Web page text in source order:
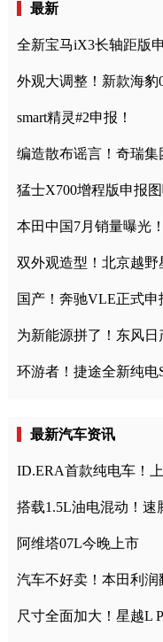
最新
全新宝马iX3长轴距版
外观大调整！新款海豹
smart精灵#2申报！
编造散布谣言！奇瑞集
猛士X700增程版申报
本田中国7月销量曝光
双外观造型！北京越野
国产！奔驰VLE正式申
为新能源拼了！东风日
环游者！捷途全新纯电
最新汽车资讯
ID.ERA首款纯电车！
搭载1.5L油电混动！速
阿维塔07L今晚上市
汽车不好卖！本田利润
尺寸全面加大！星越L